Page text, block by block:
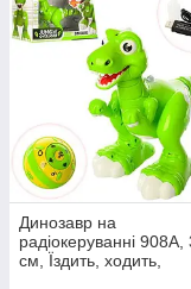
Динозавр на
радіокеруванні 908A,
см, Їздить, ходить,